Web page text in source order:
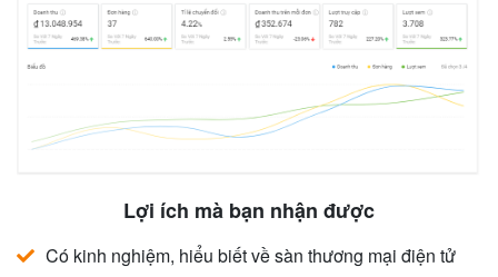
Lợi ích mà bạn nhận được
Có kinh nghiệm, hiểu biết về sàn thương mại điện tử